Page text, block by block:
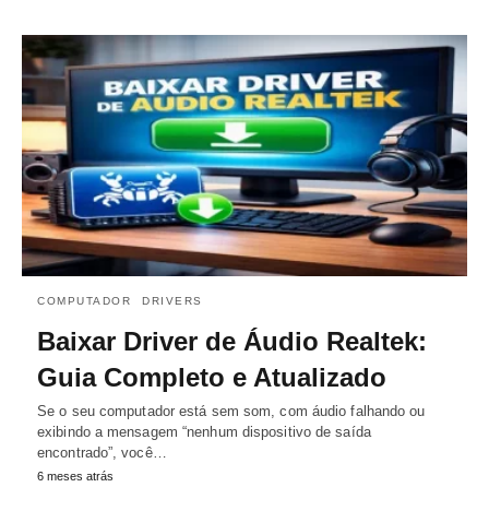
COMPUTADOR DRIVERS
Baixar Driver de Áudio Realtek:
Guia Completo e Atualizado
Se o seu computador está sem som, com áudio falhando ou
exibindo a mensagem “nenhum dispositivo de saída
encontrado”, você…
6 meses atrás